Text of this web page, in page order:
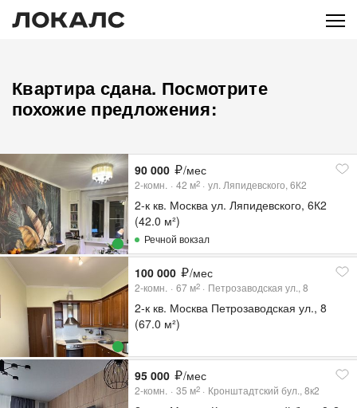
Квартира сдана. Посмотрите
похожие предложения:
90 000 /мес
2-комн. 42 м2 ул. Ляпидевского, 6К2
2-к кв. Москва ул. Ляпидевского, 6К2
(42.0 м²)
Речной вокзал
100 000 /мес
2-комн. 67 м2 Петрозаводская ул., 8
2-к кв. Москва Петрозаводская ул., 8
(67.0 м²)
95 000 /мес
2-комн. 35 м2 Кронштадтский бул., 8к2